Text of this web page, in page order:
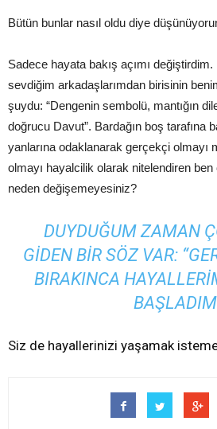
Bütün bunlar nasıl oldu diye
Sadece hayata bakış açımı değiştirdim.
sevdiğim arkadaşlarımdan birisinin
şuydu: “Dengenin sembolü, mantığın
doğrucu Davut”. Bardağın boş tarafına
yanlarına odaklanarak gerçekçi olmayı
olmayı hayalcilik olarak nitelendiren
neden değişemeyesiniz?
DUYDUĞUM ZAMAN
GIDEN BIR SÖZ VAR:
BIRAKINCA
Siz de hayallerinizi yaşamak